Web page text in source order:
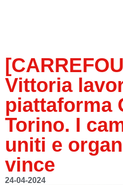
Vittoria
piattaforma
Torino. I
uniti e
vince
24-04-2024